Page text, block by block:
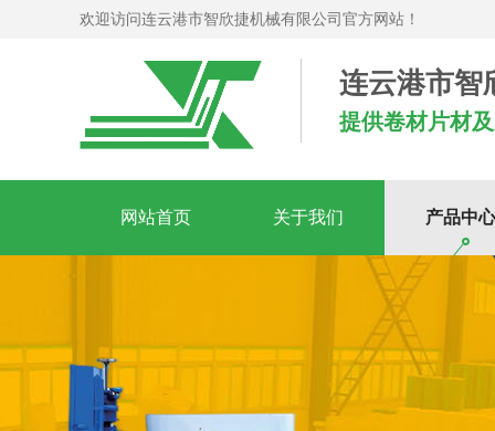
欢迎访问连云港市智欣捷机械有限公司官方网站！
连云港市智
提供卷材片材
网站首页 关于我们 产品中心